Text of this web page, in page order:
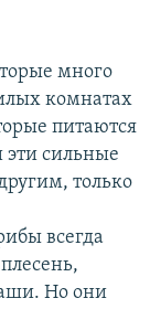
много
комнатах
питаются
сильные
только
всегда
Но они